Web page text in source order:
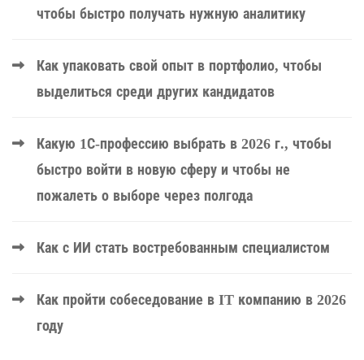
чтобы быстро получать нужную аналитику
Как упаковать свой опыт в портфолио, чтобы
выделиться среди других кандидатов
Какую 1С-профессию выбрать в 2026 г., чтобы
быстро войти в новую сферу и чтобы не
пожалеть о выборе через полгода
Как с ИИ стать востребованным специалистом
Как пройти собеседование в IT компанию в 2026
году